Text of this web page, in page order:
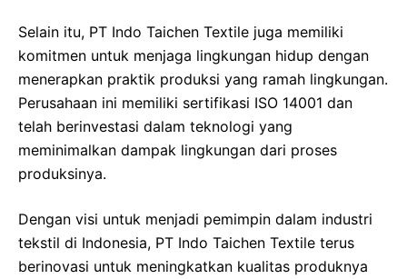
Selain itu, PT Indo Taichen Textile juga memiliki
komitmen untuk menjaga lingkungan hidup dengan
menerapkan praktik produksi yang ramah lingkungan.
Perusahaan ini memiliki sertifikasi ISO 14001 dan
telah berinvestasi dalam teknologi yang
meminimalkan dampak lingkungan dari proses
produksinya.
Dengan visi untuk menjadi pemimpin dalam industri
tekstil di Indonesia, PT Indo Taichen Textile terus
berinovasi untuk meningkatkan kualitas produknya